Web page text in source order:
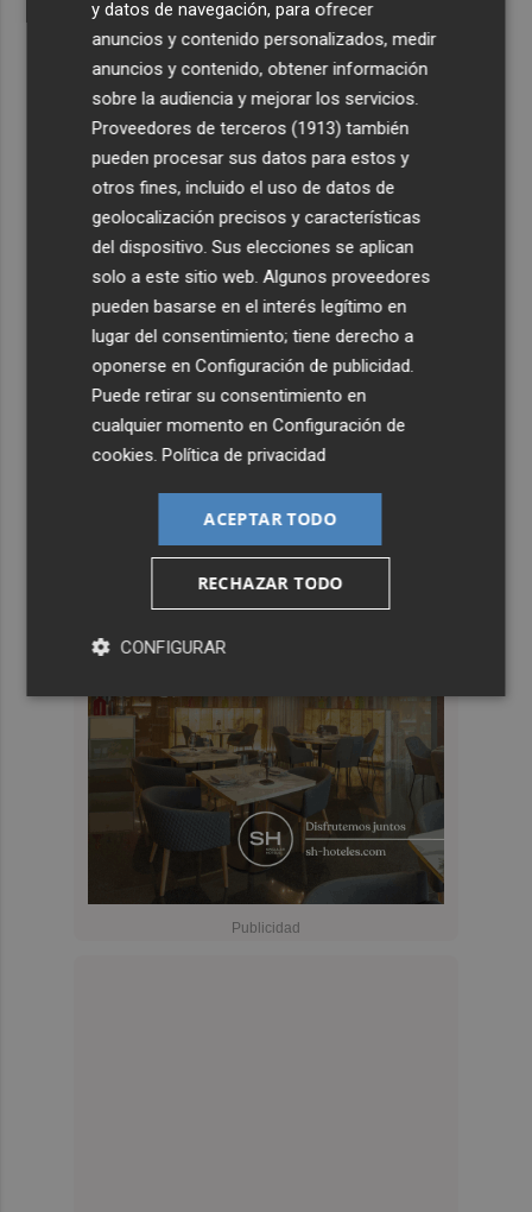
y datos de navegación, para ofrecer
anuncios y contenido personalizados, medir
anuncios y contenido, obtener información
sobre la audiencia y mejorar los servicios.
Proveedores de terceros (1913) también
pueden procesar sus datos para estos y
otros fines, incluido el uso de datos de
geolocalización precisos y características
del dispositivo. Sus elecciones se aplican
solo a este sitio web. Algunos proveedores
pueden basarse en el interés legítimo en
lugar del consentimiento; tiene derecho a
oponerse enConfiguración de publicidad
Puede retirar su consentimiento en
cualquier momento enConfiguración de
cookies .Política de privacidad
ACEPTAR TODO
RECHAZAR TODO
CONFIGURAR